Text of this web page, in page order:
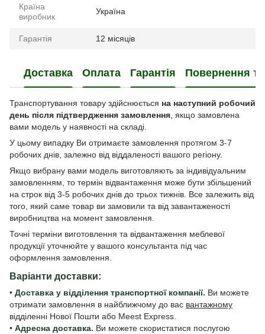
Країна
виробник
Україна
Гарантія 12 місяців
Доставка Оплата Гарантія Повернення
Транспортування товару здійснюється на наступний робочий
день після підтвердження замовлення , якщо замовлена
вами модель у наявності на складі.
У цьому випадку Ви отримаєте замовлення протягом 3-7
робочих днів, залежно від віддаленості вашого регіону.
Якщо вибрану вами модель виготовляють за індивідуальним
замовленням, то термін відвантаження може бути збільшений
на строк від 3-5 робочих днів до трьох тижнів. Все залежить від
того, який саме товар ви замовили та від завантаженості
виробництва на момент замовлення.
Точні терміни виготовлення та відвантаження меблевої
продукції уточнюйте у вашого консультанта під час
оформлення замовлення.
Варіанти доставки:
• Доставка у відділення транспортної компанії. Ви можете
отримати замовлення в найближчому до вас вантажному
відділенні Нової Пошти або Meest Express.
• Адресна доставка. Ви можете скористатися послугою